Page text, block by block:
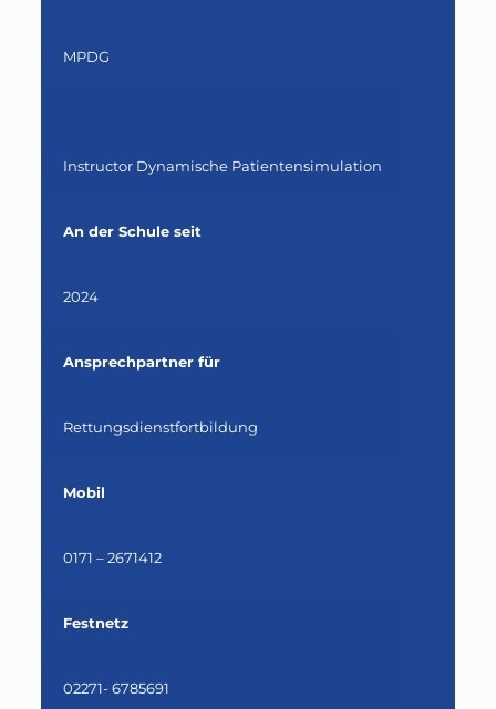
MPDG
Instructor Dynamische Patientensimulation
An der Schule seit
2024
Ansprechpartner für
Rettungsdienstfortbildung
Mobil
0171 – 2671412
Festnetz
02271- 6785691